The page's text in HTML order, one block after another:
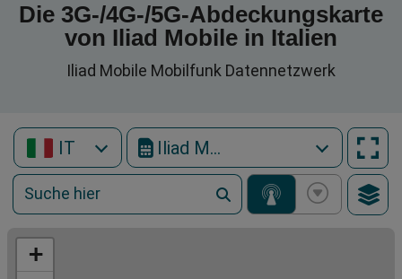
Die 3G-/4G-/5G-Abdeckungskarte
von Iliad Mobile in Italien
Iliad Mobile Mobilfunk Datennetzwerk
IT Iliad Mobile
+